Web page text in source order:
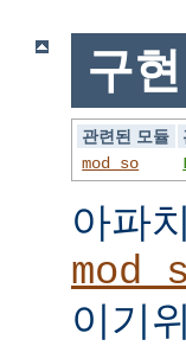
구현
관련된 모듈
mod_so
아파
이기